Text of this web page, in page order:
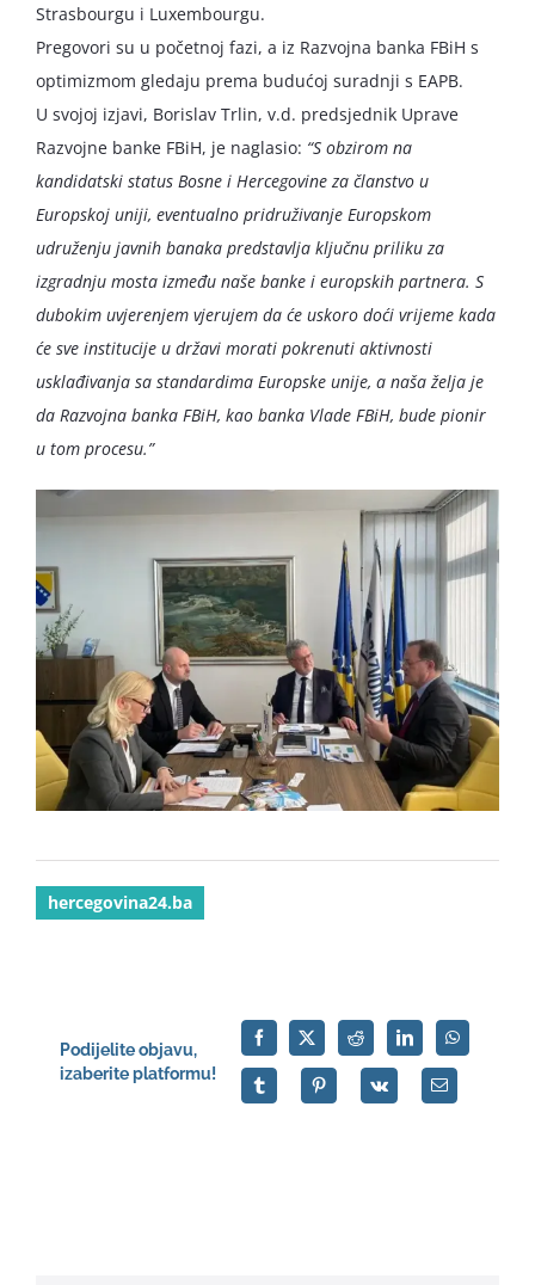
Strasbourgu i Luxembourgu.
Pregovori su u početnoj fazi, a iz Razvojna banka FBiH s
optimizmom gledaju prema budućoj suradnji s EAPB.
U svojoj izjavi, Borislav Trlin, v.d. predsjednik Uprave
Razvojne banke FBiH, je naglasio: “S obzirom na
kandidatski status Bosne i Hercegovine za članstvo u
Europskoj uniji, eventualno pridruživanje Europskom
udruženju javnih banaka predstavlja ključnu priliku za
izgradnju mosta između naše banke i europskih partnera. S
dubokim uvjerenjem vjerujem da će uskoro doći vrijeme kada
će sve institucije u državi morati pokrenuti aktivnosti
usklađivanja sa standardima Europske unije, a naša želja je
da Razvojna banka FBiH, kao banka Vlade FBiH, bude pionir
u tom procesu.”
hercegovina24.ba
Podijelite objavu,
izaberite platformu!